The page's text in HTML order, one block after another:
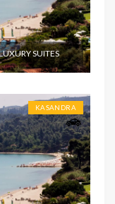
SUITES
KASANDRA